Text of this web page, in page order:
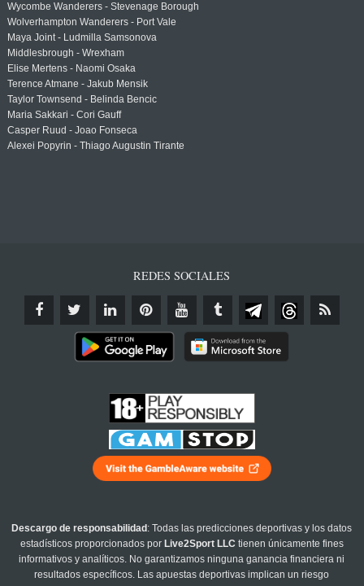
Wycombe Wanderers - Stevenage Borough
Wolverhampton Wanderers - Port Vale
Maya Joint - Ludmilla Samsonova
Middlesbrough - Wrexham
Elise Mertens - Naomi Osaka
Terence Atmane - Jakub Mensik
Taylor Townsend - Belinda Bencic
Maria Sakkari - Cori Gauff
Casper Ruud - Joao Fonseca
Alexei Popyrin - Thiago Augustin Tirante
REDES SOCIALES
Descargo de responsabilidad : Todas las predicciones deportivas y los datos
estadísticos proporcionados por Live2Sport LLC tienen únicamente fines
informativos y analíticos. No garantizamos ninguna ganancia financiera ni
resultados específicos. Las apuestas deportivas implican un riesgo